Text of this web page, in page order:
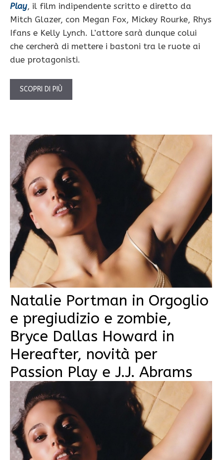
Play, il film indipendente scritto e diretto da
Mitch Glazer, con Megan Fox, Mickey Rourke, Rhys
Ifans e Kelly Lynch. L’attore sarà dunque colui
che cercherà di mettere i bastoni tra le ruote ai
due protagonisti.
SCOPRI DI PIÙ
Natalie Portman in Orgoglio
e pregiudizio e zombie,
Bryce Dallas Howard in
Hereafter, novità per
Passion Play e J.J. Abrams